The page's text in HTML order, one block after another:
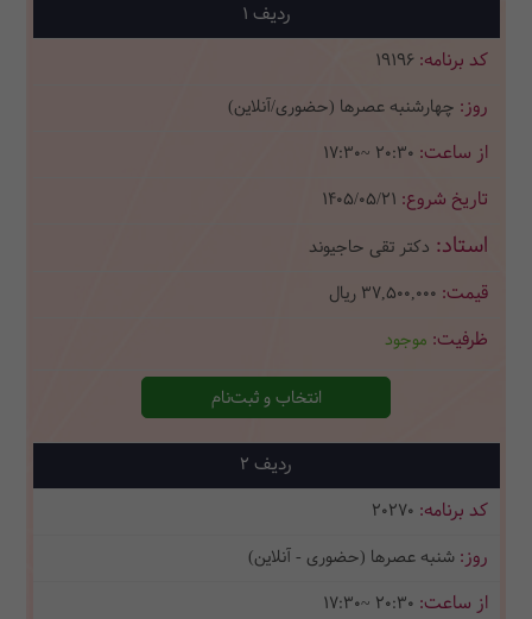
1
19196
چهارشنبه عصرها (حضوری/آنلاین)
17:30~ 20:30
1405/05/21
دکتر تقی حاجیوند
37,500,000 ریال
موجود
انتخاب و ثبت‌نام
2
20270
شنبه عصرها (حضوری - آنلاین)
17:30~ 20:30